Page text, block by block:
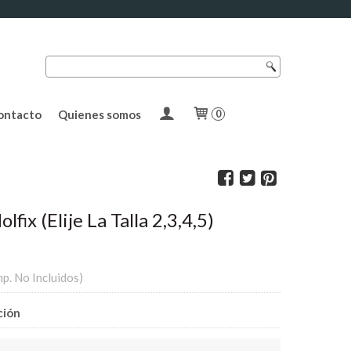
Quienes somos 0
(Elije La Talla 2,3,4,5)
No Incluidos)